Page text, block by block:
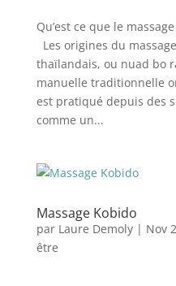
Qu’est ce que le
Les origines du
thaïlandais, ou nuad bo
manuelle traditionnelle
est pratiqué depuis des
comme un...
Massage Kobido
par Laure Demoly| Nov
être